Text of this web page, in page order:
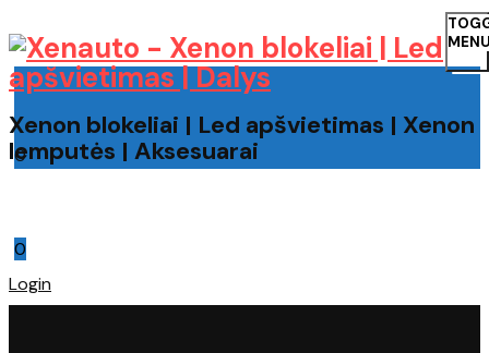
Xenon blokeliai | Led apšvietimas | Xenon
lemputės | Aksesuarai
0
0
Login